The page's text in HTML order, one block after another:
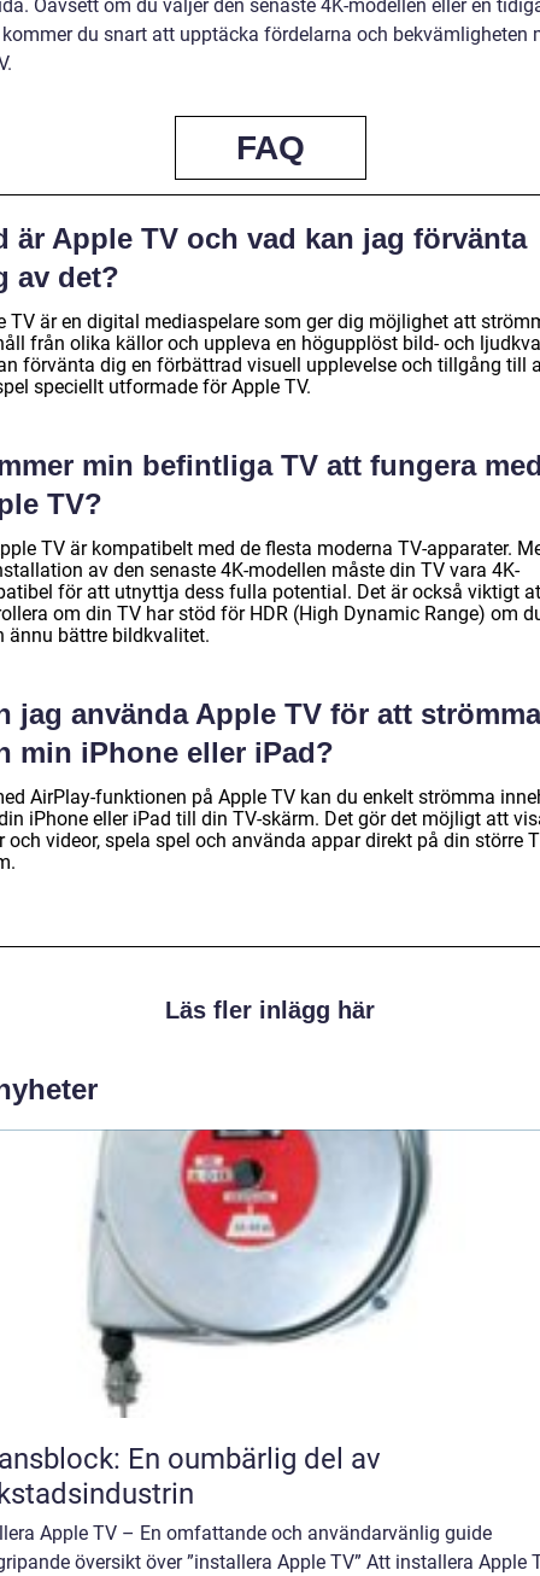
Oavsett om du väljer den senaste 4K-modellen eller en
du snart att upptäcka fördelarna och bekvämligheten
FAQ
är Apple TV och vad kan jag förvänta
av det?
TV är en digital mediaspelare som ger dig möjlighet att
från olika källor och uppleva en högupplöst bild- och
förvänta dig en förbättrad visuell upplevelse och tillgång till
speciellt utformade för Apple TV.
min befintliga TV att fungera
TV?
TV är kompatibelt med de flesta moderna TV-apparater.
av den senaste 4K-modellen måste din TV vara 4K-
för att utnyttja dess fulla potential. Det är också viktigt
om din TV har stöd för HDR (High Dynamic Range) om
ännu bättre bildkvalitet.
jag använda Apple TV för att strömma
min iPhone eller iPad?
AirPlay-funktionen på Apple TV kan du enkelt strömma
iPhone eller iPad till din TV-skärm. Det gör det möjligt att
och videor, spela spel och använda appar direkt på din större
Läs fler inlägg här
En oumbärlig del av
Apple TV – En omfattande och användarvänlig guide
översikt över ”installera Apple TV” Att installera Apple